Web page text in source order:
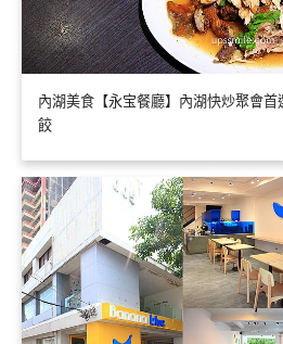
內湖美食【永宝餐廳】內湖快炒聚會
餃